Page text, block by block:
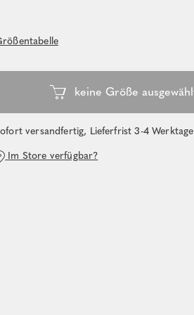
versandfertig, Lieferfrist 3-4 Werktage
Im Store verfügbar?